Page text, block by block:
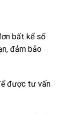
bất kể số
đảm bảo
được tư vấn